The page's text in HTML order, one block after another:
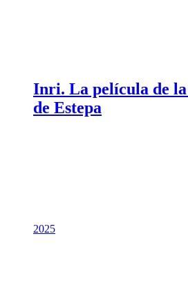
Inri. La película de la
de Estepa
2025